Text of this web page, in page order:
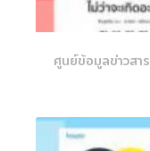
ศูนย์ข้อมูลข่าวสา